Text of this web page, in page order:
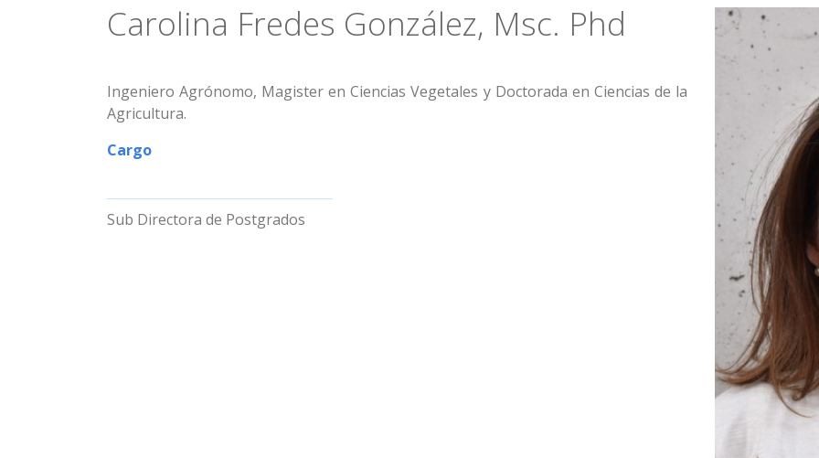
Carolina Fredes González, Msc. Phd
Ingeniero Agrónomo, Magister en Ciencias Vegetales y Doctorada en Ciencias de la
Agricultura.
Cargo
Sub Directora de Postgrados